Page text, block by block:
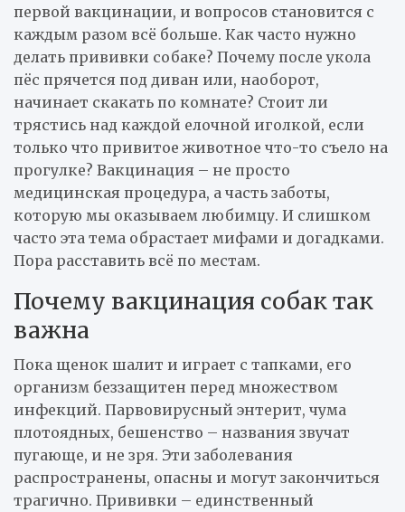
первой вакцинации, и вопросов становится с
каждым разом всё больше. Как часто нужно
делать прививки собаке? Почему после укола
пёс прячется под диван или, наоборот,
начинает скакать по комнате? Стоит ли
трястись над каждой елочной иголкой, если
только что привитое животное что-то съело на
прогулке? Вакцинация – не просто
медицинская процедура, а часть заботы,
которую мы оказываем любимцу. И слишком
часто эта тема обрастает мифами и догадками.
Пора расставить всё по местам.
Почему вакцинация собак так
важна
Пока щенок шалит и играет с тапками, его
организм беззащитен перед множеством
инфекций. Парвовирусный энтерит, чума
плотоядных, бешенство – названия звучат
пугающе, и не зря. Эти заболевания
распространены, опасны и могут закончиться
трагично. Прививки – единственный